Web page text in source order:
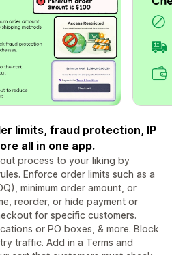
limits, fraud protection, IP
all in one app.
process to your liking by
Enforce order limits such as a
minimum order amount, or
reorder, or hide payment or
for specific customers.
or PO boxes, & more. Block
traffic. Add in a Terms and